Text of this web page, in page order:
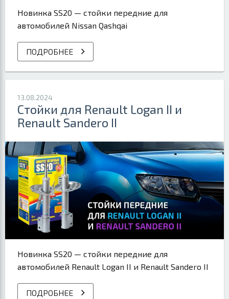
Новинка SS20 — стойки передние для
автомобилей Nissan Qashqai
ПОДРОБНЕЕ
13.08.2024
Стойки для Renault Logan II и
Renault Sandero II
Новинка SS20 — стойки передние для
автомобилей Renault Logan II и Renault Sandero II
ПОДРОБНЕЕ